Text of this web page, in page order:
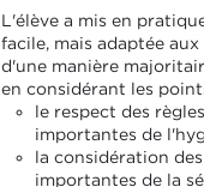
L'élève a mis en
facile, mais adaptée
d'une manière
en considérant les
le respect des
importantes de
la considération
importantes de la